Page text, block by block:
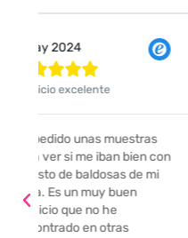
Valeria Comellas

azulejos para el baño.
envío fue perfecto
mejor ha sido el
seguimiento que nos
hecho. Nos guiaron y
aconsejaron para